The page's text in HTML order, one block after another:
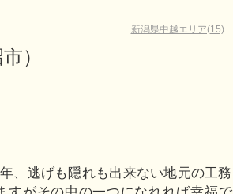
新潟県中越エリア(15)
）
、逃げも隠れも出来ない地元の工務